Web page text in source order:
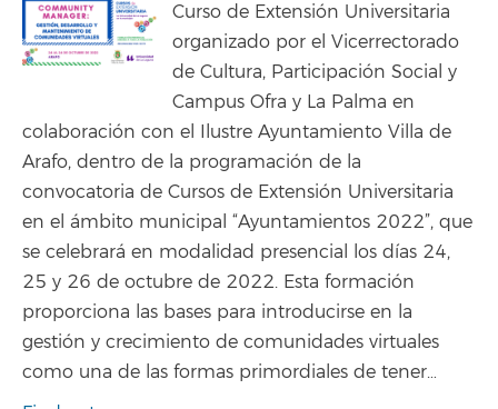
Curso de Extensión Universitaria
organizado por el Vicerrectorado
de Cultura, Participación Social y
Campus Ofra y La Palma en
colaboración con el Ilustre Ayuntamiento Villa de
Arafo, dentro de la programación de la
convocatoria de Cursos de Extensión Universitaria
en el ámbito municipal “Ayuntamientos 2022”, que
se celebrará en modalidad presencial los días 24,
25 y 26 de octubre de 2022. Esta formación
proporciona las bases para introducirse en la
gestión y crecimiento de comunidades virtuales
como una de las formas primordiales de tener…